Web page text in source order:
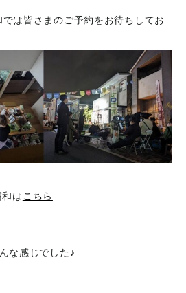
は皆さまのご予約をお待ちしてお
は こちら
な感じでした♪